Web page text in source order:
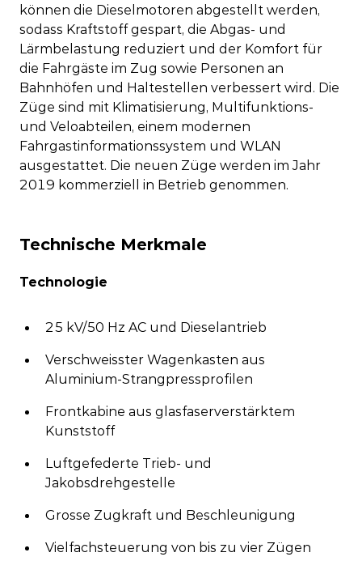
können die Dieselmotoren abgestellt werden,
sodass Kraftstoff gespart, die Abgas- und
Lärmbelastung reduziert und der Komfort für
die Fahrgäste im Zug sowie Personen an
Bahnhöfen und Haltestellen verbessert wird. Die
Züge sind mit Klimatisierung, Multifunktions-
und Veloabteilen, einem modernen
Fahrgastinformationssystem und WLAN
ausgestattet. Die neuen Züge werden im Jahr
2019 kommerziell in Betrieb genommen.
Technische Merkmale
Technologie
25 kV/50 Hz AC und Dieselantrieb
Verschweisster Wagenkasten aus
Aluminium-Strangpressprofilen
Frontkabine aus glasfaserverstärktem
Kunststoff
Luftgefederte Trieb- und
Jakobsdrehgestelle
Grosse Zugkraft und Beschleunigung
Vielfachsteuerung von bis zu vier Zügen